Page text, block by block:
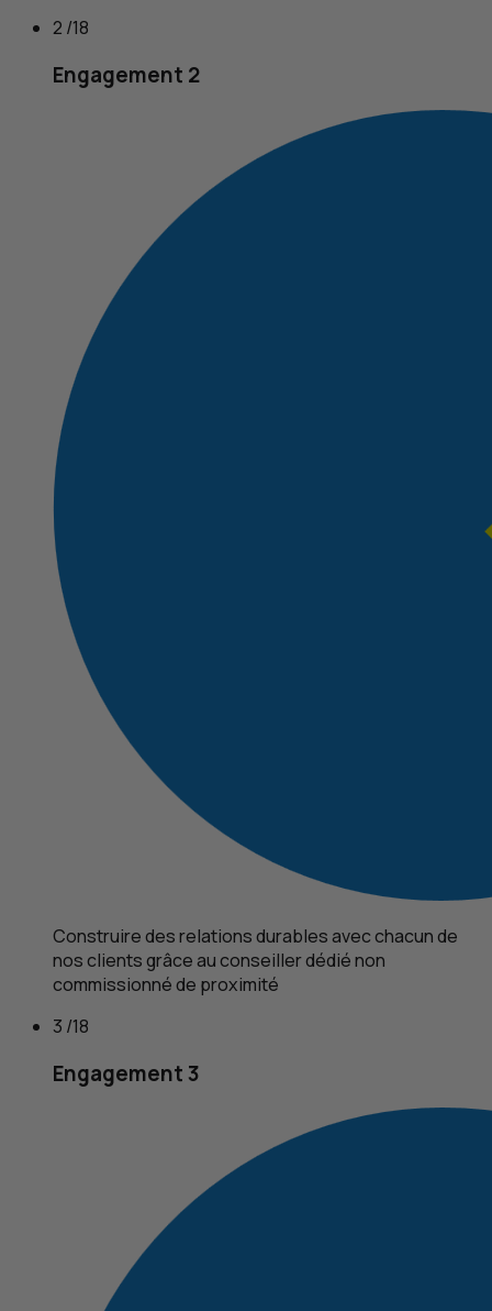
2 /18
Engagement 2
Construire des relations durables avec chacun de
nos clients grâce au conseiller dédié non
commissionné de proximité
3 /18
Engagement 3